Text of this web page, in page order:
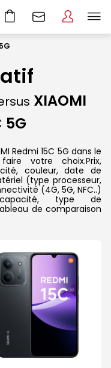
XIAOMI
5G
Redmi 15C 5G dans le
votre choix.Prix,
couleur, date de
(type processeur,
(4G, 5G, NFC..)
type de
de comparaison